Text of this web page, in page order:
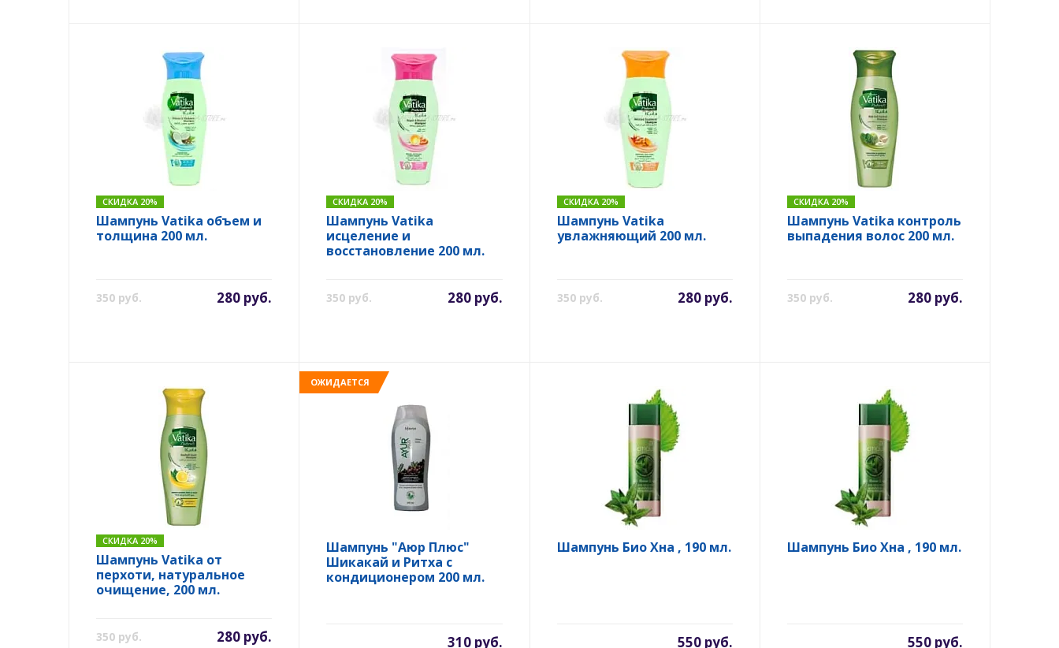
СКИДКА 20%
Шампунь Vatika объем и
толщина 200 мл.
350 руб. 280 руб.
СКИДКА 20%
Шампунь Vatika
исцеление и
восстановление 200 мл.
350 руб. 280 руб.
СКИДКА 20%
Шампунь Vatika
увлажняющий 200 мл.
350 руб. 280 руб.
СКИДКА 20%
Шампунь Vatika контроль
выпадения волос 200 мл.
350 руб. 280 руб.
СКИДКА 20%
Шампунь Vatika от
перхоти, натуральное
очищение, 200 мл.
350 руб. 280 руб.
ОЖИДАЕТСЯ
Шампунь "Аюр Плюс"
Шикакай и Ритха с
кондиционером 200 мл.
310 руб.
Шампунь Био Хна , 190 мл.
550 руб.
Шампунь Био Хна , 190 мл.
550 руб.